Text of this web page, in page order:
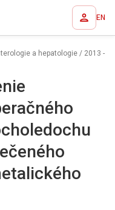
EN
a hepatologie / 2013 -